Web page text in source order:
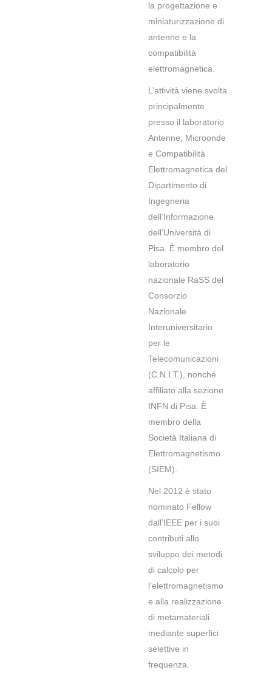
la progettazione e
miniaturizzazione di
antenne e la
compatibilità
elettromagnetica.
L’attività viene svolta
principalmente
presso il laboratorio
Antenne, Microonde
e Compatibilità
Elettromagnetica del
Dipartimento di
Ingegneria
dell’Informazione
dell’Università di
Pisa. È membro del
laboratorio
nazionale RaSS del
Consorzio
Nazionale
Interuniversitario
per le
Telecomunicazioni
(C.N.I.T.), nonché
affiliato alla sezione
INFN di Pisa. È
membro della
Società Italiana di
Elettromagnetismo
(SIEM).
Nel 2012 è stato
nominato Fellow
dall’IEEE per i suoi
contributi allo
sviluppo dei metodi
di calcolo per
l’elettromagnetismo
e alla realizzazione
di metamateriali
mediante superfici
selettive in
frequenza.